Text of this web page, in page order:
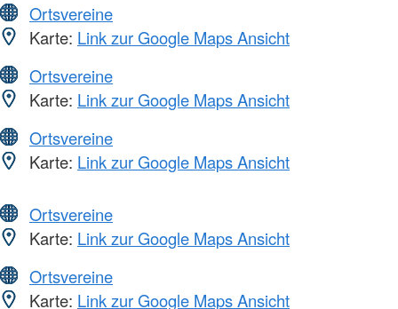
Ortsvereine
Karte: Link zur Google Maps Ansicht
Ortsvereine
Karte: Link zur Google Maps Ansicht
Ortsvereine
Karte: Link zur Google Maps Ansicht
Ortsvereine
Karte: Link zur Google Maps Ansicht
Ortsvereine
Karte: Link zur Google Maps Ansicht